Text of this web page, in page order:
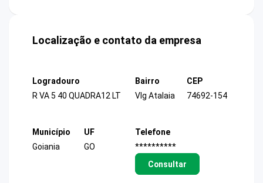
Localização e contato da empresa
Logradouro
R VA 5 40 QUADRA12 LT
Bairro
Vlg Atalaia
CEP
74692-154
Município
Goiania
UF
GO
Telefone
**********
Consultar